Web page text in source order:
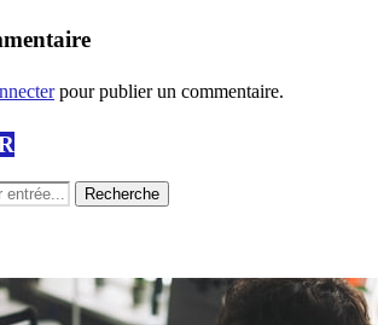
pour publier un commentaire.